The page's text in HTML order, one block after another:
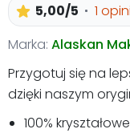
5,00/5
1
Marka: Alaskan
Przygotuj się na
dzięki naszym
100%